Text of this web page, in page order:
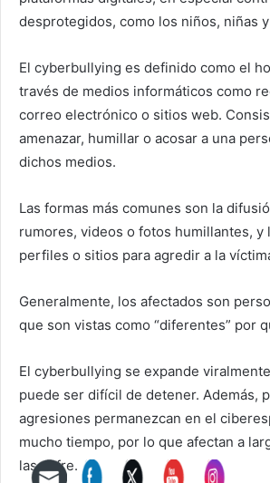
desprotegidos, como los niños, niñas
El cyberbullying es definido como el
través de medios informáticos como
correo electrónico o sitios web.
amenazar, humillar o acosar a una
dichos medios.
Las formas más comunes son la
rumores, videos o fotos humillantes, y
perfiles o sitios para agredir a la
Generalmente, los afectados son
que son vistas como “diferentes” por
El cyberbullying se expande
puede ser difícil de detener. Además,
agresiones permanezcan en el
mucho tiempo, por lo que afectan a
las sufre.